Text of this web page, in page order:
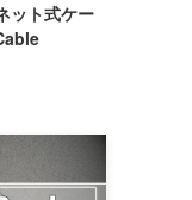
ット式ケー